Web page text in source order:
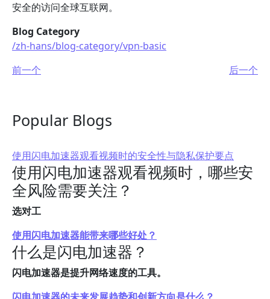
安全的访问全球互联网。
Blog Category
/zh-hans/blog-category/vpn-basic
前一个
后一个
Popular Blogs
使用闪电加速器观看视频时的安全性与隐私保护要点
使用闪电加速器观看视频时，哪些安
全风险需要关注？
选对工
使用闪电加速器能带来哪些好处？
什么是闪电加速器？
闪电加速器是提升网络速度的工具。